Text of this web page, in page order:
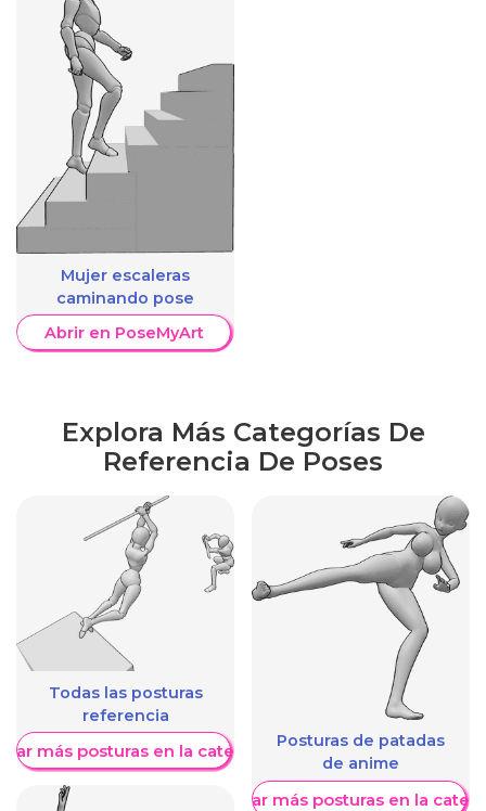
Mujer escaleras
caminando pose
Abrir en PoseMyArt
Explora Más Categorías De
Referencia De Poses
Todas las posturas
referencia
más posturas en la categoría Posturas de patadas
de anime
Mostrar más posturas en la